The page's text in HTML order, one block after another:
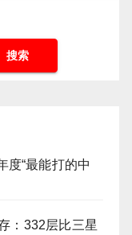
搜索
度“最能打的中
：332层比三星